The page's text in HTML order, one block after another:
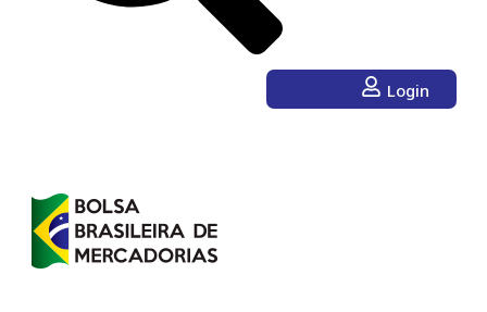
Login